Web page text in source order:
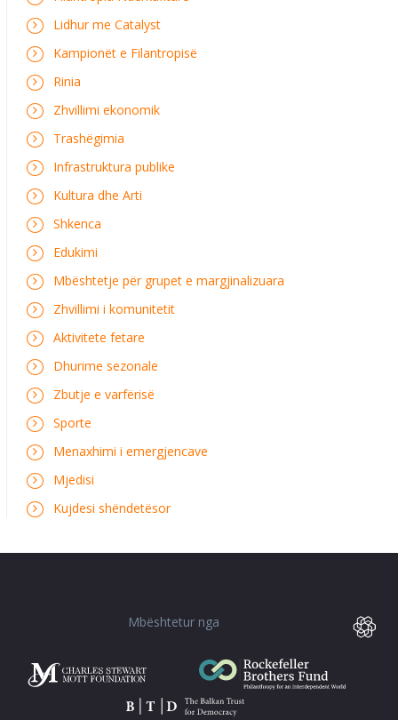
Lidhur me Catalyst
Kampionët e Filantropisë
Rinia
Zhvillimi ekonomik
Trashëgimia
Infrastruktura publike
Kultura dhe Arti
Shkenca
Edukimi
Mbështetje për grupet e margjinalizuara
Zhvillimi i komunitetit
Aktivitete fetare
Dhurime sezonale
Zbutje e varfërisë
Sporte
Menaxhimi i emergjencave
Mjedisi
Kujdesi shëndetësor
Mbështetur nga